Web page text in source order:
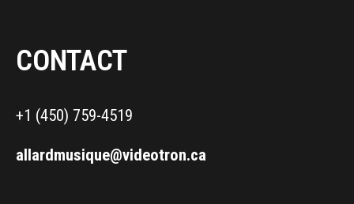
CONTACT
+1 (450) 759-4519
allardmusique@videotron.ca